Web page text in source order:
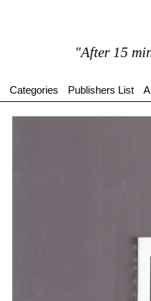
"After 15 minutes
Categories Publishers List